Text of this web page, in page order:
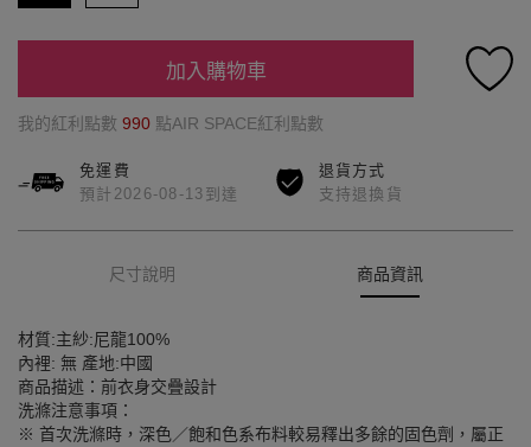
加入購物車
我的紅利點數 990 點AIR SPACE紅利點數
免運費
預計2026-08-13到達
退貨方式
支持退換貨
尺寸說明 商品資訊
材質:主紗:尼龍100%
內裡: 無 產地:中國
商品描述：前衣身交疊設計
洗滌注意事項：
※ 首次洗滌時，深色／飽和色系布料較易釋出多餘的固色劑，屬正